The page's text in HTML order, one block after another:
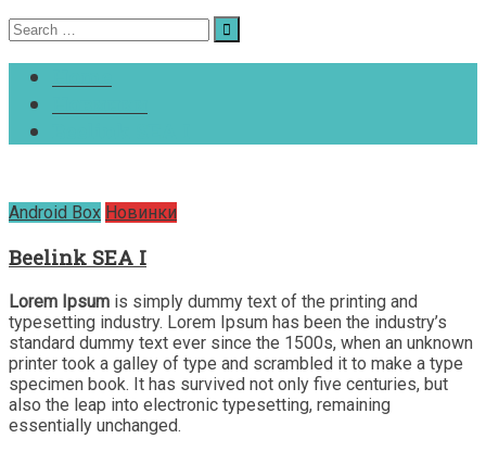
Search
for:
Android Box Новинки
Beelink SEA I
Lorem Ipsum is simply dummy text of the printing and
typesetting industry. Lorem Ipsum has been the industry’s
standard dummy text ever since the 1500s, when an unknown
printer took a galley of type and scrambled it to make a type
specimen book. It has survived not only five centuries, but
also the leap into electronic typesetting, remaining
essentially unchanged.